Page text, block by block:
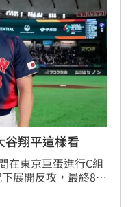
翔平這樣看
在東京巨蛋進行C組
展開反攻，最終8比